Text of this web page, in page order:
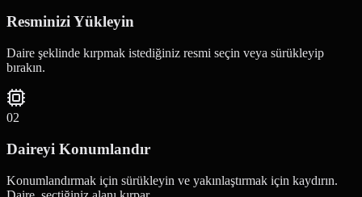
Resminizi Yükleyin
Daire şeklinde kırpmak istediğiniz resmi seçin veya sürükleyip
bırakın.
02
Daireyi Konumlandır
Konumlandırmak için sürükleyin ve yakınlaştırmak için kaydırın.